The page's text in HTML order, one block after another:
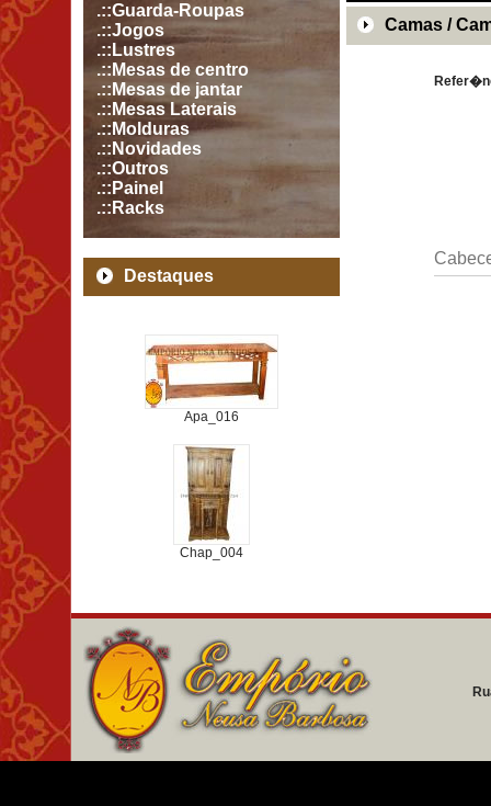
.::Guarda-Roupas
.::Jogos
.::Lustres
.::Mesas de centro
.::Mesas de jantar
.::Mesas Laterais
.::Molduras
.::Novidades
.::Outros
.::Painel
.::Racks
Destaques
Apa_016
Chap_004
Camas /